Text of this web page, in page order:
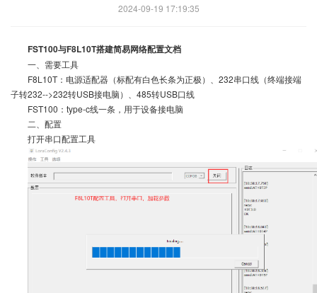
2024-09-19 17:19:35
FST100与F8L10T搭建简易网络配置文档
一、需要工具
F8L10T：电源适配器（标配有白色长条为正极）、232串口线（终端接端
子转232-->232转USB接电脑）、485转USB口线
FST100：type-c线一条，用于设备接电脑
二、配置
打开串口配置工具